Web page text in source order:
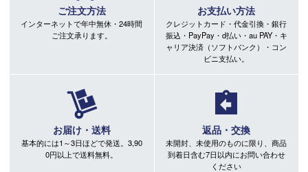
ご注文方法
インターネットで年中無休・24時間
ご注文承ります。
お支払い方法
クレジットカード・代金引換・銀行
振込・PayPay・d払い・au PAY・キ
ャリア決済（ソフトバンク）・コン
ビニ支払い。
お届け・送料
基本的には1～3日ほどで発送。3,90
0円以上で送料無料。
返品・交換
未開封、未使用のものに限り、商品
到着日含む7日以内にお問い合わせ
ください